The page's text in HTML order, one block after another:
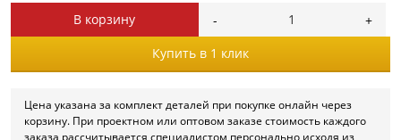
В корзину
Купить в 1 клик
Цена указана за комплект деталей при покупке онлайн через
корзину. При проектном или оптовом заказе стоимость каждого
заказа рассчитывается специалистом персонально исходя из